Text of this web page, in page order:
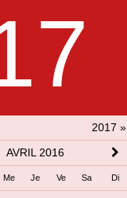
2017 »
AVRIL 2016
Me Je Ve Sa Di